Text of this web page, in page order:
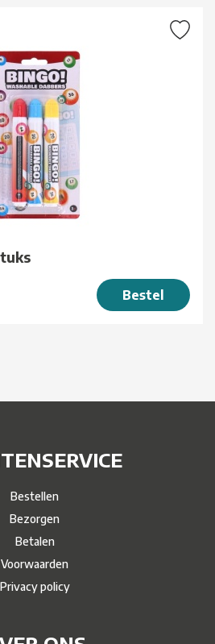
Bestel
Bestellen
Bezorgen
Betalen
Voorwaarden
Privacy policy